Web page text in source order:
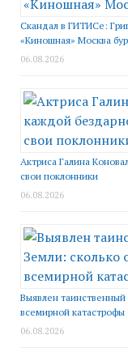
Скандал в ГИТИСе:
«Киношная» Москва
06.08.2026
Актриса Галина
свои поклонники
06.08.2026
Выявлен
всемирной катастрофы
06.08.2026